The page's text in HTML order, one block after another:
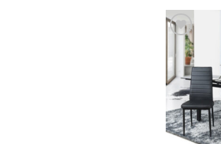
Add to
wishlist